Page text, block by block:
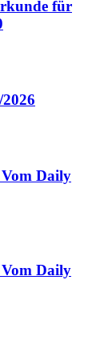
für
Daily
Daily